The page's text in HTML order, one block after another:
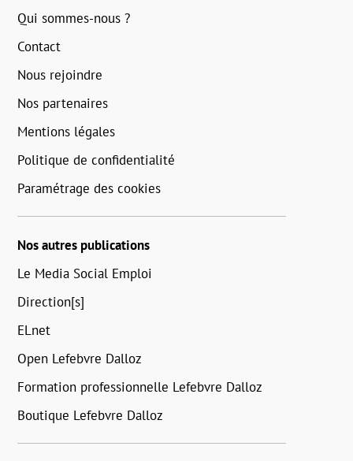
Qui sommes-nous ?
Contact
Nous rejoindre
Nos partenaires
Mentions légales
Politique de confidentialité
Paramétrage des cookies
Nos autres publications
Le Media Social Emploi
Direction[s]
ELnet
Open Lefebvre Dalloz
Formation professionnelle Lefebvre Dalloz
Boutique Lefebvre Dalloz